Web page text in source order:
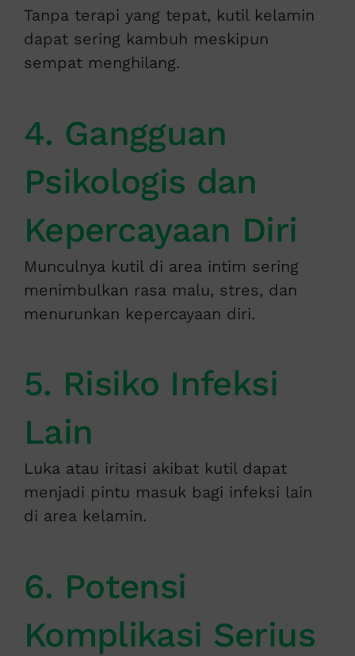
Tanpa terapi yang tepat, kutil kelamin
dapat sering kambuh meskipun
sempat menghilang.
4. Gangguan
Psikologis dan
Kepercayaan Diri
Munculnya kutil di area intim sering
menimbulkan rasa malu, stres, dan
menurunkan kepercayaan diri.
5. Risiko Infeksi
Lain
Luka atau iritasi akibat kutil dapat
menjadi pintu masuk bagi infeksi lain
di area kelamin.
6. Potensi
Komplikasi Serius